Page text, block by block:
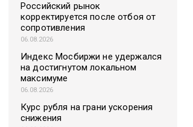
Российский рынок
корректируется после отбоя от
сопротивления
06.08.2026
Индекс Мосбиржи не удержался
на достигнутом локальном
максимуме
06.08.2026
Курс рубля на грани ускорения
снижения